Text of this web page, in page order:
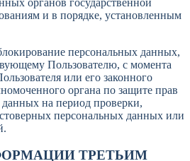
и в порядке, установленным
персональных данных,
Пользователю, с момента
или его законного
органа по защите прав
на период проверки,
персональных данных или
ТРЕТЬИМ